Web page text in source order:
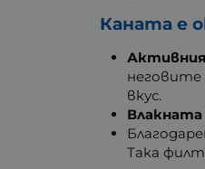
Каната е
неговите
вкус.
Така